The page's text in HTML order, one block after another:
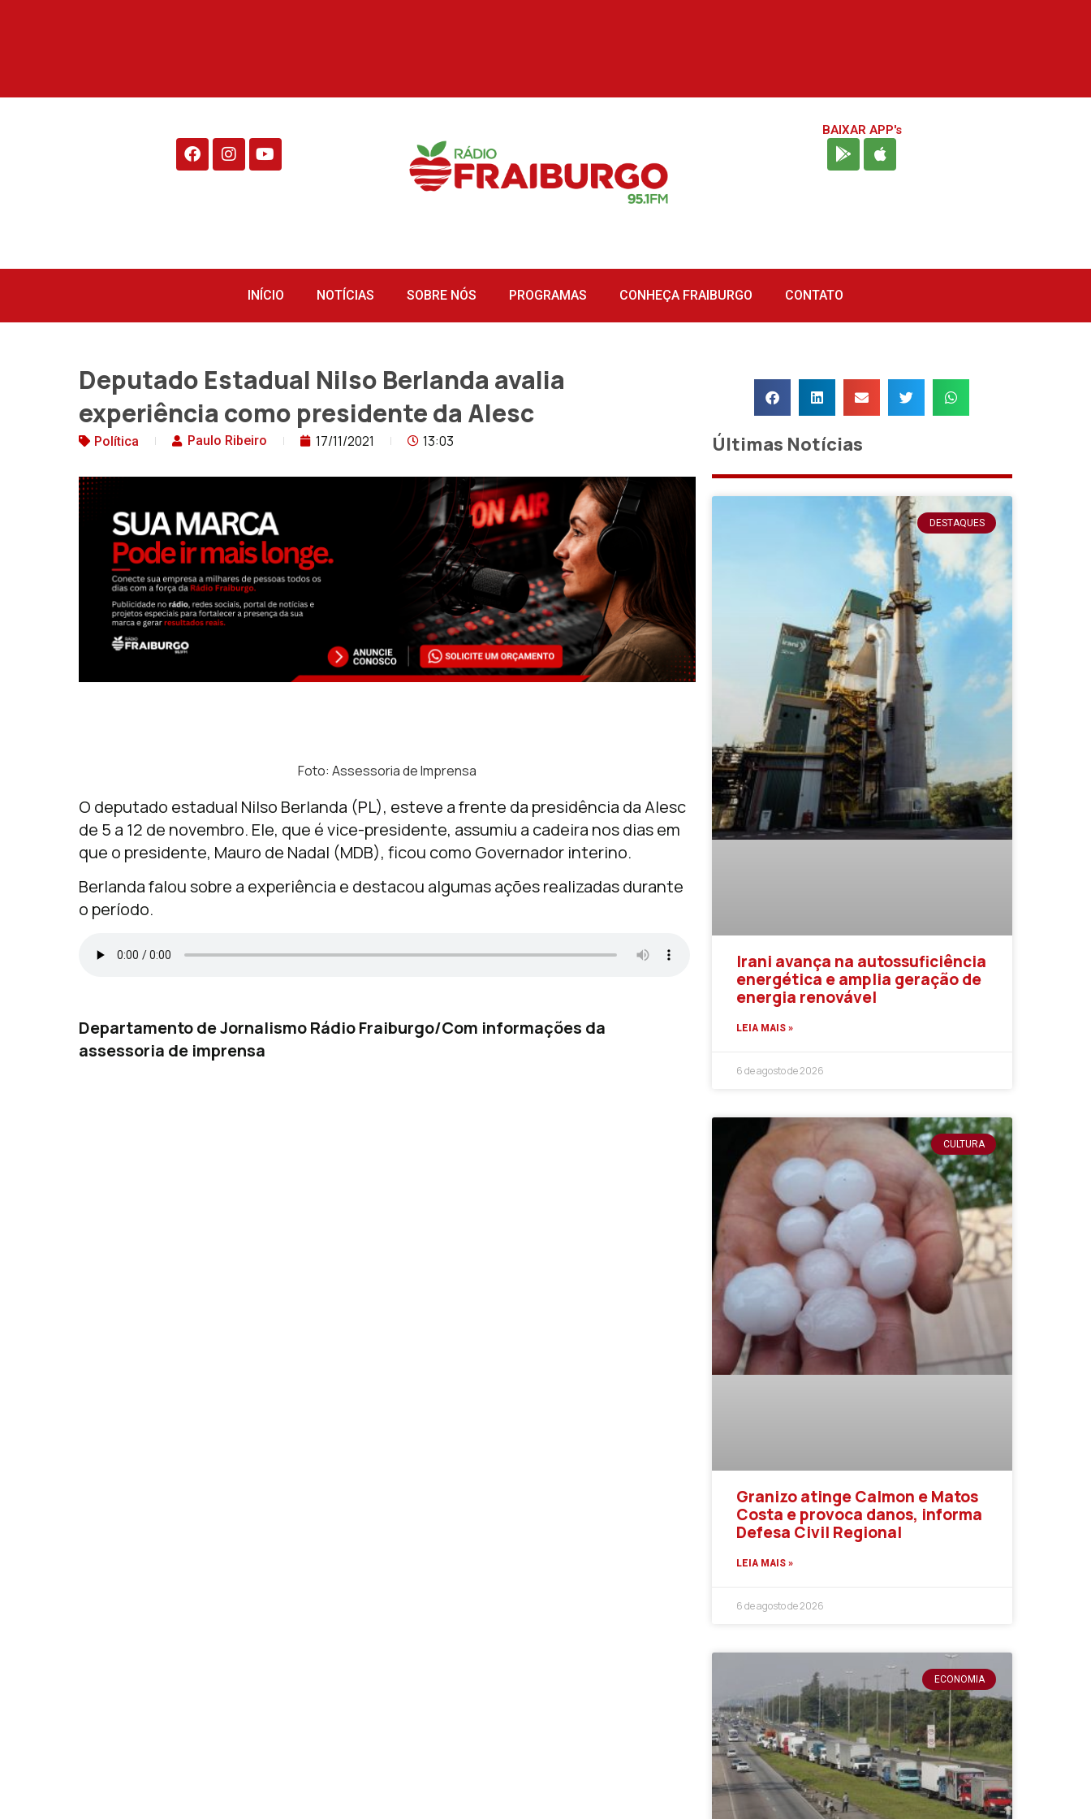
BAIXAR APP's
INÍCIO NOTÍCIAS SOBRE NÓS PROGRAMAS CONHEÇA FRAIBURGO CONTATO
Deputado Estadual Nilso Berlanda avalia
experiência como presidente da Alesc
Política Paulo Ribeiro 17/11/2021 13:03
Foto: Assessoria de Imprensa
O deputado estadual Nilso Berlanda (PL), esteve a frente da presidência da Alesc
de 5 a 12 de novembro. Ele, que é vice-presidente, assumiu a cadeira nos dias em
que o presidente, Mauro de Nadal (MDB), ficou como Governador interino.
Berlanda falou sobre a experiência e destacou algumas ações realizadas durante
o período.
Departamento de Jornalismo Rádio Fraiburgo/Com informações da
assessoria de imprensa
Últimas Notícias
DESTAQUES
Irani avança na autossuficiência
energética e amplia geração de
energia renovável
LEIA MAIS »
6 de agosto de 2026
CULTURA
Granizo atinge Calmon e Matos
Costa e provoca danos, informa
Defesa Civil Regional
LEIA MAIS »
6 de agosto de 2026
ECONOMIA